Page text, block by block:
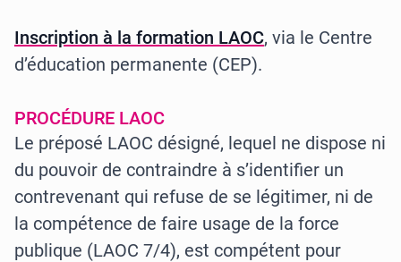
Inscription à la formation LAOC, via le Centre
d’éducation permanente (CEP).
PROCÉDURE LAOC
Le préposé LAOC désigné, lequel ne dispose ni
du pouvoir de contraindre à s’identifier un
contrevenant qui refuse de se légitimer, ni de
la compétence de faire usage de la force
publique (LAOC 7/4), est compétent pour